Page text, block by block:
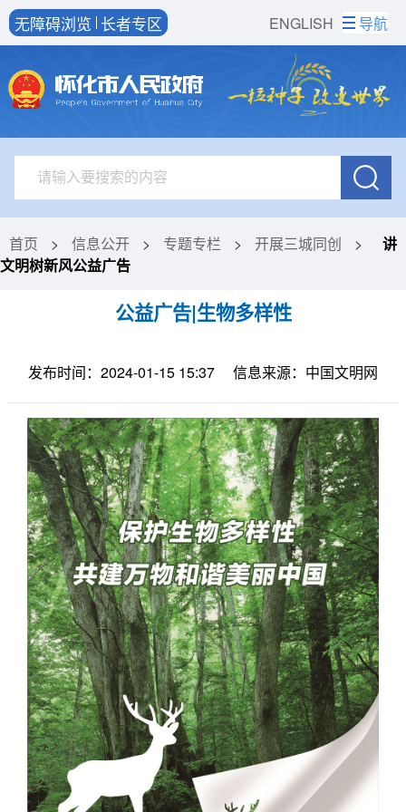
ENGLISH
无障碍浏览 长者专区 导航
首页 > 信息公开 > 专题专栏 > 开展三城同创 >
讲
文明树新风公益广告
公益广告|生物多样性
发布时间：2024-01-15 15:37 信息来源：中国文明网